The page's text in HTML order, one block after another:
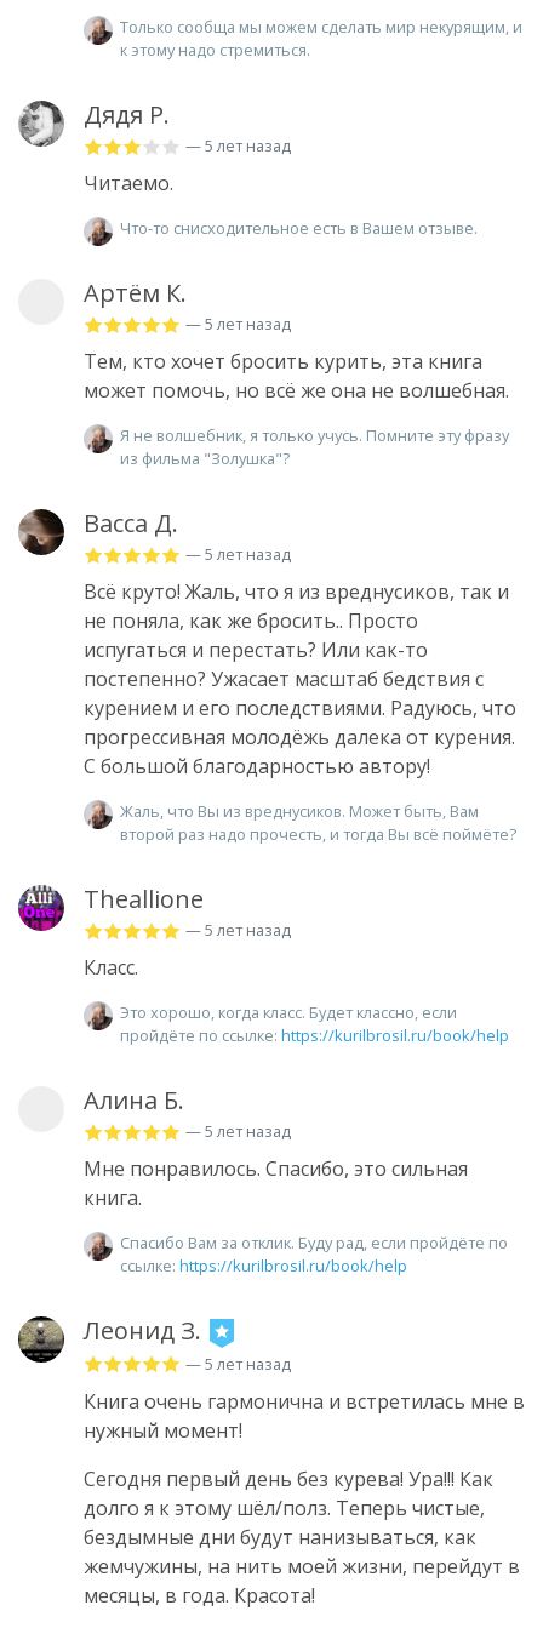
Только сообща мы можем сделать мир некурящим, и
к этому надо стремиться.
Дядя Р.
— 5 лет назад
Читаемо.
Что-то снисходительное есть в Вашем отзыве.
Артём К.
— 5 лет назад
Тем, кто хочет бросить курить, эта книга
может помочь, но всё же она не волшебная.
Я не волшебник, я только учусь. Помните эту фразу
из фильма "Золушка"?
Васса Д.
— 5 лет назад
Всё круто! Жаль, что я из вреднусиков, так и
не поняла, как же бросить.. Просто
испугаться и перестать? Или как-то
постепенно? Ужасает масштаб бедствия с
курением и его последствиями. Радуюсь, что
прогрессивная молодёжь далека от курения.
С большой благодарностью автору!
Жаль, что Вы из вреднусиков. Может быть, Вам
второй раз надо прочесть, и тогда Вы всё поймёте?
Theallione
— 5 лет назад
Класс.
Это хорошо, когда класс. Будет классно, если
пройдёте по ссылке: https://kurilbrosil.ru/book/help
Алина Б.
— 5 лет назад
Мне понравилось. Спасибо, это сильная
книга.
Спасибо Вам за отклик. Буду рад, если пройдёте по
ссылке: https://kurilbrosil.ru/book/help
Леонид З.
— 5 лет назад
Книга очень гармонична и встретилась мне в
нужный момент!
Сегодня первый день без курева! Ура!!! Как
долго я к этому шёл/полз. Теперь чистые,
бездымные дни будут нанизываться, как
жемчужины, на нить моей жизни, перейдут в
месяцы, в года. Красота!